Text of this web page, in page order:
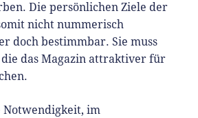
Die persönlichen Ziele der
nicht nummerisch
doch bestimmbar. Sie muss
das Magazin attraktiver für
Notwendigkeit, im